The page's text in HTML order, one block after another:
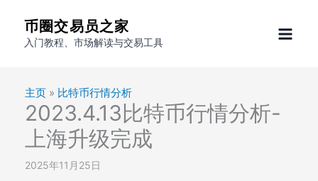
币圈交易员之家
入门教程、市场解读与交易工具
主页 » 比特币行情分析
2023.4.13比特币行情分析-
上海升级完成
2025年11月25日